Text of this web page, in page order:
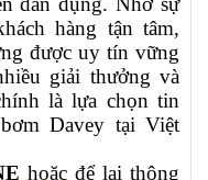
hàng tận tâm,
được uy tín vững
giải thưởng và
là lựa chọn tin
Davey tại Việt
hoặc để lại thông